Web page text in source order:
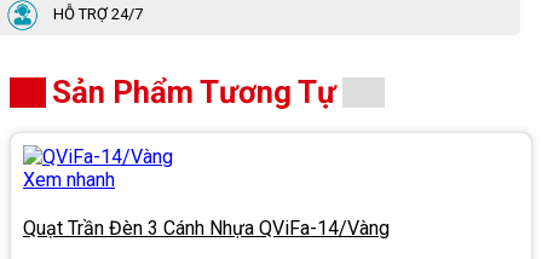
HỖ TRỢ 24/7
Sản Phẩm Tương Tự
Xem nhanh
Quạt Trần Đèn 3 Cánh Nhựa QViFa-14/Vàng